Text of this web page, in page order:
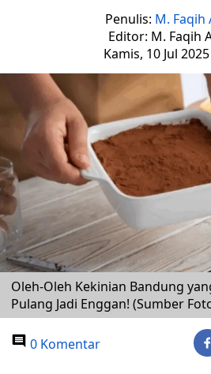
Penulis: M. Faqih
Editor: M. Faqih
Kamis, 10 Jul
Oleh-Oleh Kekinian Bandung
Pulang Jadi Enggan! (Sumber
0 Komentar